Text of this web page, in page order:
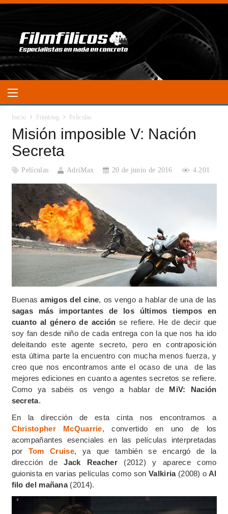
Inicio Filmblog Películas
Misión imposible V: Nación
Secreta
Películas AdriMax 20 de junio de 2016 4.201
Buenas amigos del cine, os vengo a hablar de una de las
sagas más importantes de los últimos tiempos en
cuanto al género de acción se refiere. He de decir que
soy fan desde niño de cada entrega con la que nos ha ido
deleitando este agente secreto, pero en contraposición
esta última parte la encuentro con mucha menos fuerza, y
creo que nos encontramos ante el ocaso de una de las
mejores ediciones en cuanto a agentes secretos se refiere.
Como ya sabéis os vengo a hablar de MiV: Nación
secreta.
En la dirección de esta cinta nos encontramos a
Christopher McQuarrie, convertido en uno de los
acompañantes esenciales en las películas interpretadas
por Tom Cruise, ya que también se encargó de la
dirección de Jack Reacher(2012) y aparece como
guionista en varias películas como sonValkiria (2008) o Al
filo del mañana (2014).